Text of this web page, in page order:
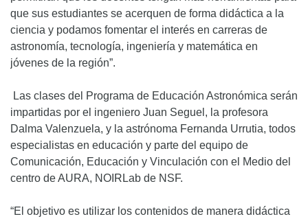
que sus estudiantes se acerquen de forma didáctica a la
ciencia y podamos fomentar el interés en carreras de
astronomía, tecnología, ingeniería y matemática en
jóvenes de la región”.
Las clases del Programa de Educación Astronómica serán
impartidas por el ingeniero Juan Seguel, la profesora
Dalma Valenzuela, y la astrónoma Fernanda Urrutia, todos
especialistas en educación y parte del equipo de
Comunicación, Educación y Vinculación con el Medio del
centro de AURA, NOIRLab de NSF.
“El objetivo es utilizar los contenidos de manera didáctica